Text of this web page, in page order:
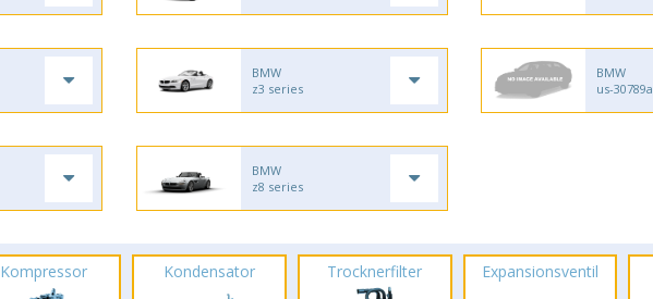
BMW
z3 series
BMW
us-30789a
BMW
z8 series
Kompressor Kondensator Trocknerfilter Expansionsventil